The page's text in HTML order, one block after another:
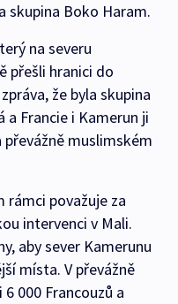
skupina Boko Haram.
na severu
přešli hranici do
že byla skupina
a Francie i Kamerun ji
muslimském
rámci považuje za
intervenci v Mali.
aby sever Kamerunu
místa. V převážně
000 Francouzů a